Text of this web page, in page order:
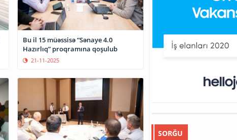
Bu il 15 müəssisə “Sənaye 4.0
Hazırlıq” proqramına qoşulub
21-11-2025
SORĞU